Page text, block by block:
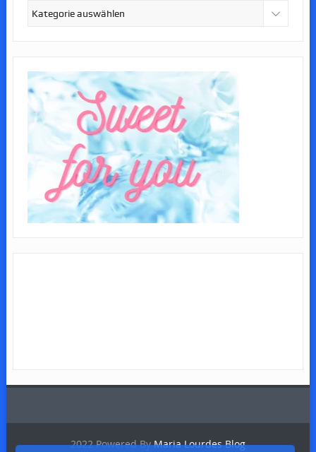
2022 Powered ByMaria Lourdes Blog